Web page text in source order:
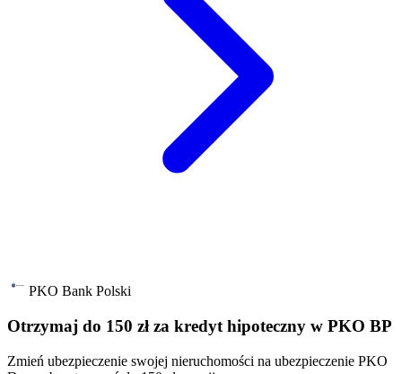
PKO Bank Polski
Otrzymaj do 150 zł za kredyt hipoteczny w PKO BP
Zmień ubezpieczenie swojej nieruchomości na ubezpieczenie PKO